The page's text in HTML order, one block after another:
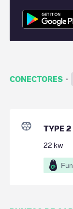
CONECTORES ·
TYPE 2
22 kw